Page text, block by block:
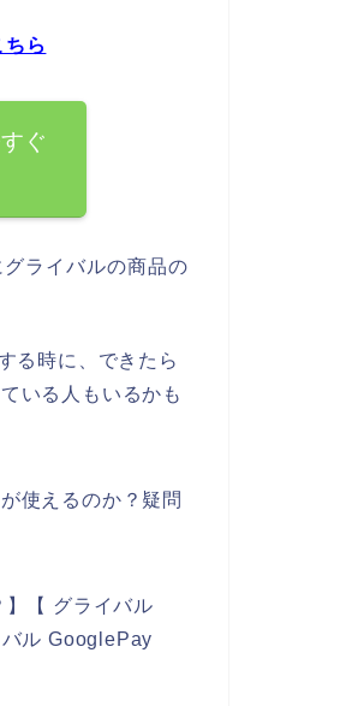
ら
ぐ
ライバルの商品の
る時に、できたら
いる人もいるかも
使えるのか？疑問
【 グライバル
バル GooglePay